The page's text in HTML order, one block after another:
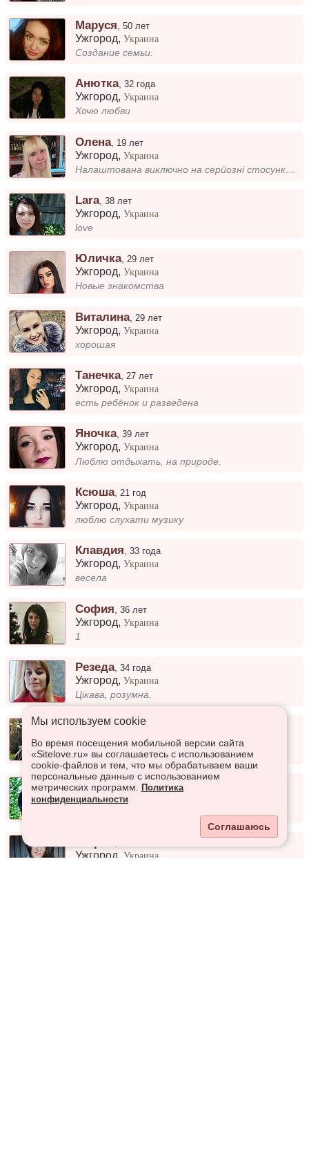
Маруся ,50 лет
Ужгород,Украина
Создание семьи.
Анютка,32 года
Ужгород,Украина
Хочю любви
Олена, 19 лет
Ужгород,Украина
Налаштована виключно на серйозні стосунки, тому шукаю відповідального та щирого хлопця, який тримає своє слово. Сама люб...
Lara,38 лет
Ужгород,Украина
love
Юличка,29 лет
Ужгород,Украина
Новые знакомства
Виталина, 29 лет
Ужгород,Украина
хорошая
Танечка, 27 лет
Ужгород,Украина
есть ребёнок и разведена
Яночка,39 лет
Ужгород,Украина
Люблю отдыхать, на природе.
Ксюша, 21 год
Ужгород,Украина
люблю слухати музику
Клавдия,33 года
Ужгород,Украина
весела
София ,36 лет
Ужгород,Украина
1
Резеда,34 года
Ужгород,Украина
Цікава, розумна.
Любава,37 лет
Ужгород,Украина
Позже
Алевтина, 32 года
Ужгород,Украина
Ужгород ,Украина
Мы используем сookie
Во время посещения мобильной версии сайта
«Sitelove.ru» вы соглашаетесь с использованием
cookie-файлов и тем, что мы обрабатываем ваши
персональные данные с использованием
метрических программ.
Политика
конфиденциальности
Соглашаюсь